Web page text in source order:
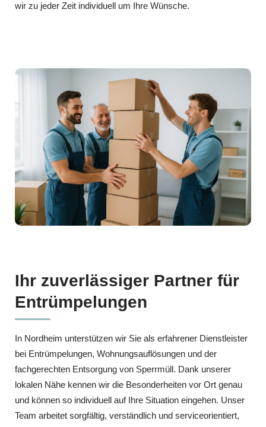
wir zu jeder Zeit individuell um Ihre Wünsche.
Ihr zuverlässiger Partner für
Entrümpelungen
In Nordheim unterstützen wir Sie als erfahrener Dienstleister
bei Entrümpelungen, Wohnungsauflösungen und der
fachgerechten Entsorgung von Sperrmüll. Dank unserer
lokalen Nähe kennen wir die Besonderheiten vor Ort genau
und können so individuell auf Ihre Situation eingehen. Unser
Team arbeitet sorgfältig, verständlich und serviceorientiert,